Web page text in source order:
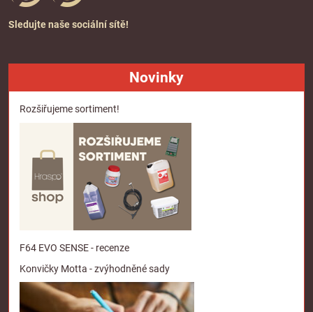
Sledujte naše sociální sítě!
Novinky
Rozšiřujeme sortiment!
F64 EVO SENSE - recenze
Konvičky Motta - zvýhodněné sady